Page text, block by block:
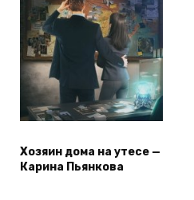
Хозяин дома на утесе —
Карина Пьянкова